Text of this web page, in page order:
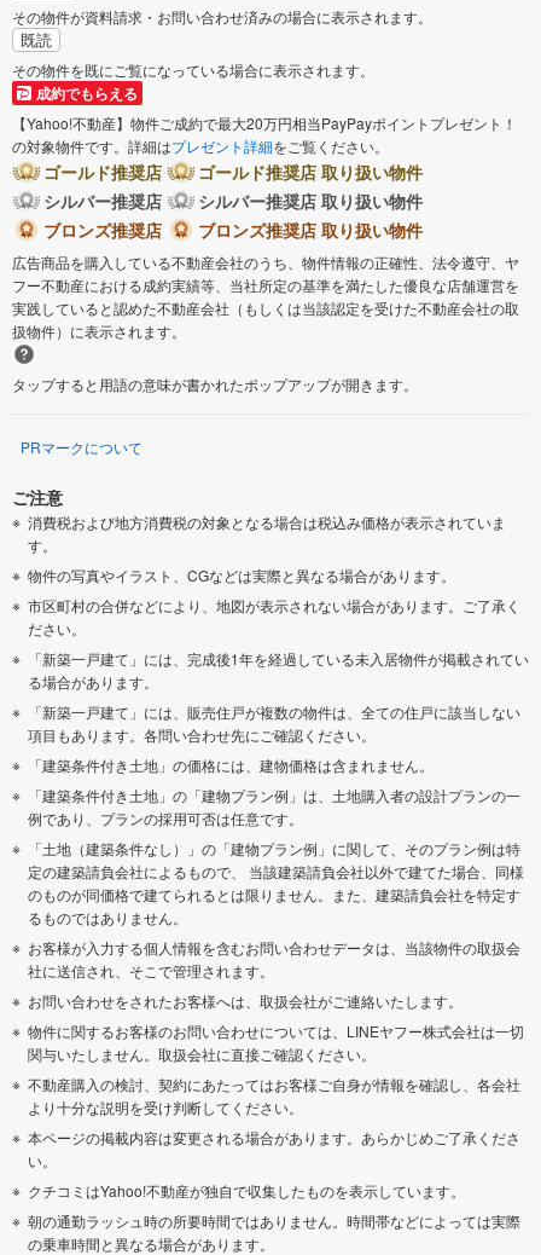
その物件が資料請求・お問い合わせ済みの場合に表示されます。
既読
その物件を既にご覧になっている場合に表示されます。
成約でもらえる
【Yahoo!不動産】物件ご成約で最大20万円相当PayPayポイントプレゼント！
の対象物件です。詳細はプレゼント詳細をご覧ください。
ゴールド推奨店
ゴールド推奨店 取り扱い物件
シルバー推奨店
シルバー推奨店 取り扱い物件
ブロンズ推奨店
ブロンズ推奨店 取り扱い物件
広告商品を購入している不動産会社のうち、物件情報の正確性、法令遵守、ヤ
フー不動産における成約実績等、当社所定の基準を満たした優良な店舗運営を
実践していると認めた不動産会社（もしくは当該認定を受けた不動産会社の取
扱物件）に表示されます。
タップすると用語の意味が書かれたポップアップが開きます。
PRマークについて
ご注意
消費税および地方消費税の対象となる場合は税込み価格が表示されていま
す。
物件の写真やイラスト、CGなどは実際と異なる場合があります。
市区町村の合併などにより、地図が表示されない場合があります。ご了承く
ださい。
「新築一戸建て」には、完成後1年を経過している未入居物件が掲載されてい
る場合があります。
「新築一戸建て」には、販売住戸が複数の物件は、全ての住戸に該当しない
項目もあります。各問い合わせ先にご確認ください。
「建築条件付き土地」の価格には、建物価格は含まれません。
「建築条件付き土地」の「建物プラン例」は、土地購入者の設計プランの一
例であり、プランの採用可否は任意です。
「土地（建築条件なし）」の「建物プラン例」に関して、そのプラン例は特
定の建築請負会社によるもので、 当該建築請負会社以外で建てた場合、同様
のものが同価格で建てられるとは限りません。また、建築請負会社を特定す
るものではありません。
お客様が入力する個人情報を含むお問い合わせデータは、当該物件の取扱会
社に送信され、そこで管理されます。
お問い合わせをされたお客様へは、取扱会社がご連絡いたします。
物件に関するお客様のお問い合わせについては、LINEヤフー株式会社は一切
関与いたしません。取扱会社に直接ご確認ください。
不動産購入の検討、契約にあたってはお客様ご自身が情報を確認し、各会社
より十分な説明を受け判断してください。
本ページの掲載内容は変更される場合があります。あらかじめご了承くださ
い。
クチコミはYahoo!不動産が独自で収集したものを表示しています。
朝の通勤ラッシュ時の所要時間ではありません。時間帯などによっては実際
の乗車時間と異なる場合があります。